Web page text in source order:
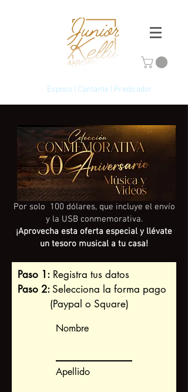
Esposo | Cantante | Predicador
Por solo 100 dólares, que incluye el envío
y la USB conmemorativa.
¡Aprovecha esta oferta especial y llévate
un tesoro musical a tu casa!
Paso 1: Registra tus datos
Paso 2: Selecciona la forma pago
(Paypal o Square)
Nombre
Apellido